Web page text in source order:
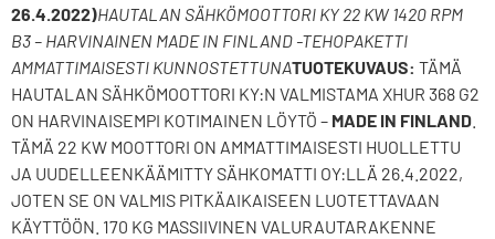
26.4.2022)HAUTALAN SÄHKÖMOOTTORI KY 22 KW 1420 RPM
B3 – HARVINAINEN MADE IN FINLAND -TEHOPAKETTI
AMMATTIMAISESTI KUNNOSTETTUNATUOTEKUVAUS: TÄMÄ
HAUTALAN SÄHKÖMOOTTORI KY:N VALMISTAMA XHUR 368 G2
ON HARVINAISEMPI KOTIMAINEN LÖYTÖ – MADE IN FINLAND
TÄMÄ 22 KW MOOTTORI ON AMMATTIMAISESTI HUOLLETTU
JA UUDELLEENKÄÄMITTY SÄHKOMATTI OY:LLÄ 26.4.2022,
JOTEN SE ON VALMIS PITKÄAIKAISEEN LUOTETTAVAAN
KÄYTTÖÖN. 170 KG MASSIIVINEN VALURAUTARAKENNE